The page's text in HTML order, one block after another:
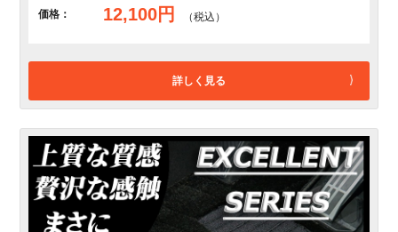
価格： 12,100円 （税込）
詳しく見る